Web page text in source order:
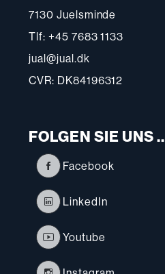
7130 Juelsminde
Tlf: +45 7683 1133
jual@jual.dk
CVR: DK84196312
FOLGEN SIE UNS ..
Facebook
LinkedIn
Youtube